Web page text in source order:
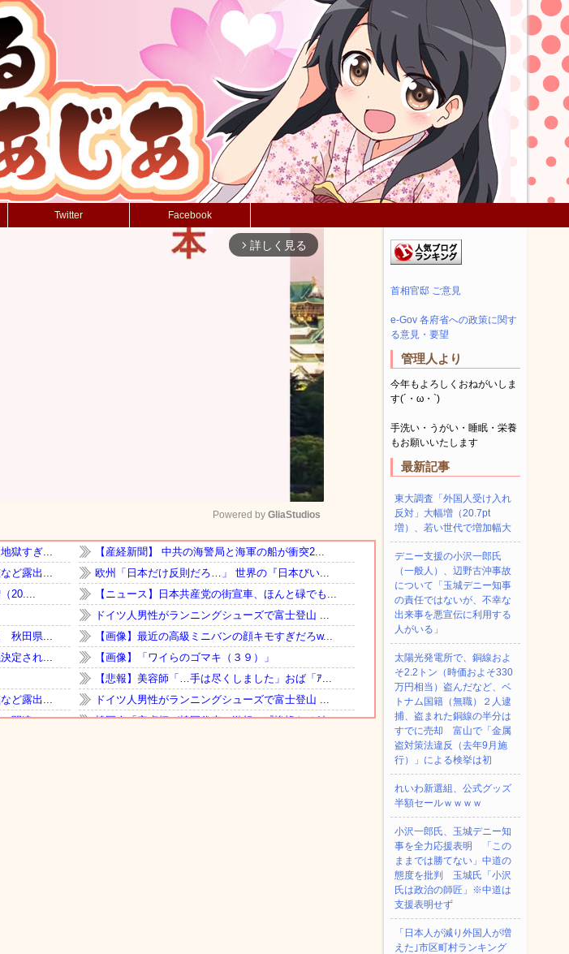
Twitter Facebook
arrow_forward_ios 詳しく見る
Mute
Powered by GliaStudios
首相官邸 ご意見
e-Gov 各府省への政策に関す
る意見・要望
管理人より
今年もよろしくおねがいしま
す(´・ω・`)
手洗い・うがい・睡眠・栄養
もお願いいたします
最新記事
東大調査「外国人受け入れ
反対」大幅増（20.7pt
増）、若い世代で増加幅大
デニー支援の小沢一郎氏
（一般人）、辺野古沖事故
について「玉城デニー知事
の責任ではないが、不幸な
出来事を悪宣伝に利用する
人がいる」
太陽光発電所で、銅線およ
そ2.2トン（時価およそ330
万円相当）盗んだなど、ベ
トナム国籍（無職）２人逮
捕、盗まれた銅線の半分は
すでに売却 富山で「金属
盗対策法違反（去年9月施
行）」による検挙は初
れいわ新選組、公式グッズ
半額セールｗｗｗｗ
小沢一郎氏、玉城デニー知
事を全力応援表明 「この
ままでは勝てない」中道の
態度を批判 玉城氏「小沢
氏は政治の師匠」※中道は
支援表明せず
「日本人が減り外国人が増
えた｣市区町村ランキング